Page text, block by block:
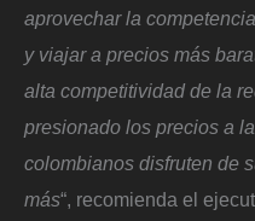
aprovechar la
y viajar a precios más
alta competitividad de la
presionado los precios a
colombianos disfruten de
más“, recomienda el